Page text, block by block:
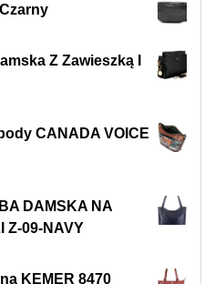
Z Zawieszką I
CANADA VOICE
DAMSKA NA
Z-09-NAVY
KEMER 8470